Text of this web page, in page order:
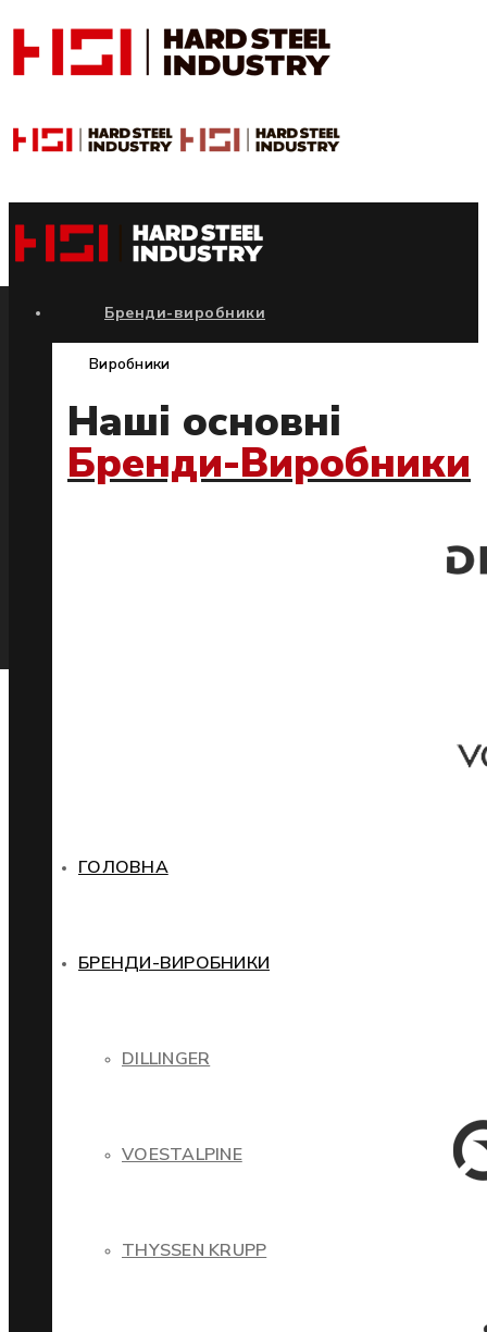
ГОЛОВНА
БРЕНДИ-ВИРОБНИКИ
DILLINGER
VOESTALPINE
THYSSEN KRUPP
Бренди-виробники
Виробники
Наші основні
Бренди-Виробники